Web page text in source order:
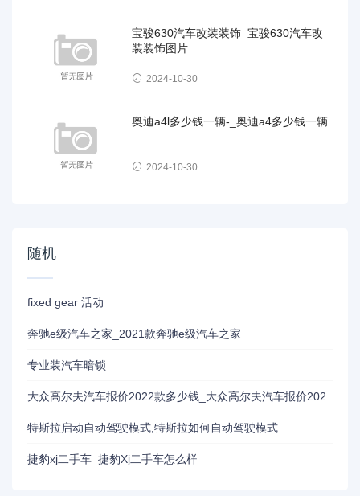
宝骏630汽车改装装饰_宝骏630汽车改
装装饰图片
2024-10-30
奥迪a4l多少钱一辆-_奥迪a4多少钱一辆
2024-10-30
随机
fixed gear 活动
奔驰e级汽车之家_2021款奔驰e级汽车之家
专业装汽车暗锁
大众高尔夫汽车报价2022款多少钱_大众高尔夫汽车报价202
特斯拉启动自动驾驶模式,特斯拉如何自动驾驶模式
捷豹xj二手车_捷豹Xj二手车怎么样